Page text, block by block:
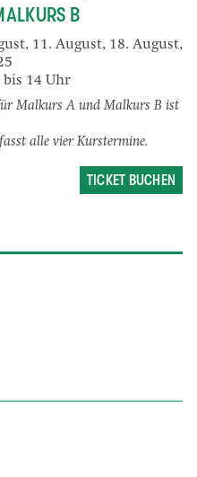
B
11. August, 18. August,
14 Uhr
Malkurs A und Malkurs B ist
alle vier Kurstermine.
TICKET BUCHEN